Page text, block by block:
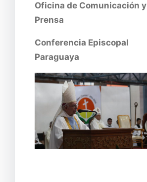
Oficina de Comunicación y
Prensa
Conferencia Episcopal
Paraguaya